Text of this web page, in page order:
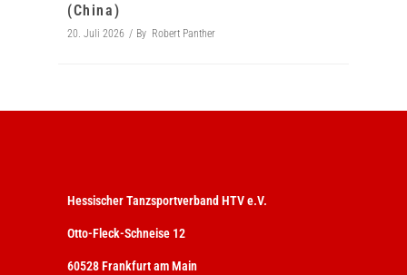
(China)
20. Juli 2026 By Robert Panther
Hessischer Tanzsportverband HTV e.V.
Otto-Fleck-Schneise 12
60528 Frankfurt am Main